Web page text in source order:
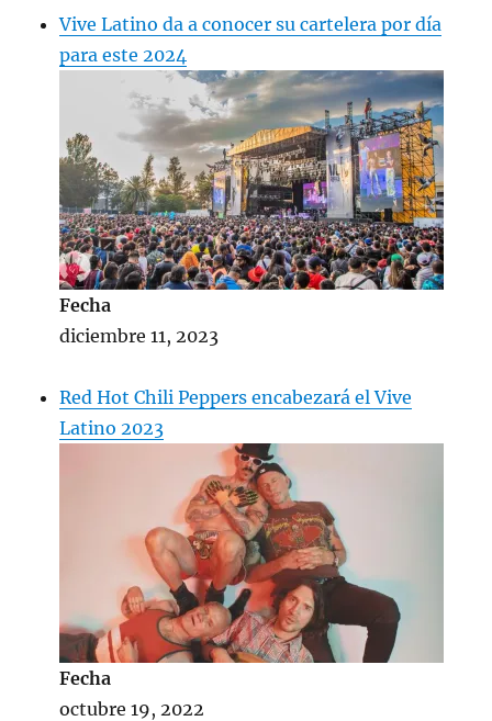
Vive Latino da a conocer su cartelera por día
para este 2024
Fecha
diciembre 11, 2023
Red Hot Chili Peppers encabezará el Vive
Latino 2023
Fecha
octubre 19, 2022